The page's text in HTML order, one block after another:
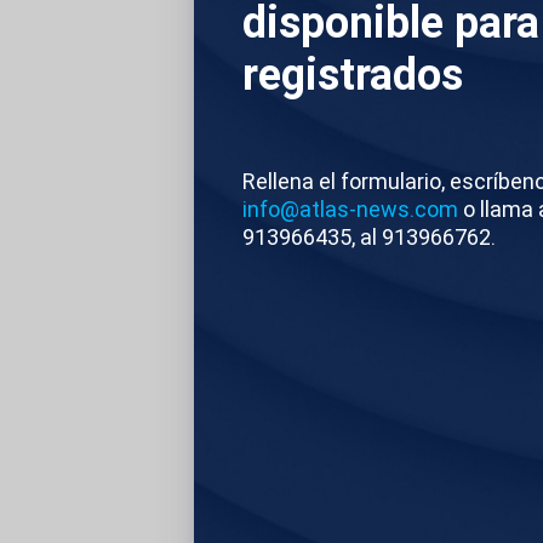
disponible
registrados
Rellena el formulario,
info@atlas-news.com o llama
913966435, al 913966762.
días. Abusos, dijo,
aplaudido desde el
imagen del rey
verano allí. Sería
países.